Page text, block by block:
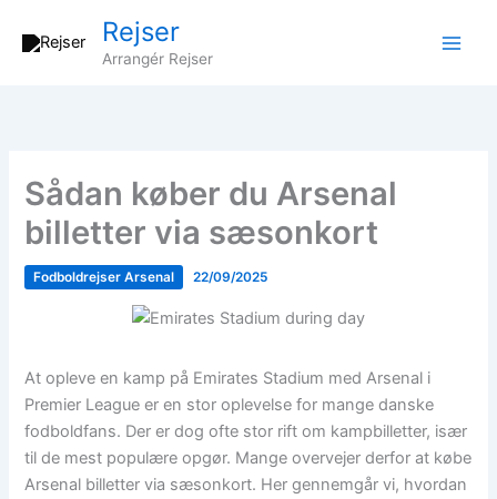
Rejser
Arrangér Rejser
Sådan køber du Arsenal
billetter via sæsonkort
Fodboldrejser Arsenal 22/09/2025
At opleve en kamp på Emirates Stadium med Arsenal i
Premier League er en stor oplevelse for mange danske
fodboldfans. Der er dog ofte stor rift om kampbilletter, især
til de mest populære opgør. Mange overvejer derfor at købe
Arsenal billetter via sæsonkort. Her gennemgår vi, hvordan